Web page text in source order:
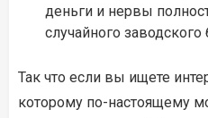
деньги и нервы
случайного заводского
Так что если вы ищете
которому по-настоящему